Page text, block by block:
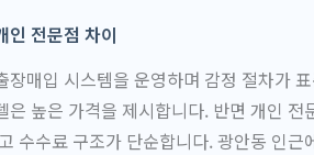
인 전문점 차이
장매입 시스템을 운영하며 감정 절차가
은 높은 가격을 제시합니다. 반면 개인
수수료 구조가 단순합니다. 광안동 인